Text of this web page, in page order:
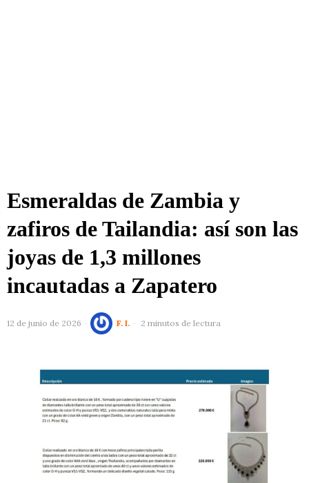
Esmeraldas de Zambia y
zafiros de Tailandia: así son las
joyas de 1,3 millones
incautadas a Zapatero
12 de junio de 2026 F. I. 2 minutos de lectura